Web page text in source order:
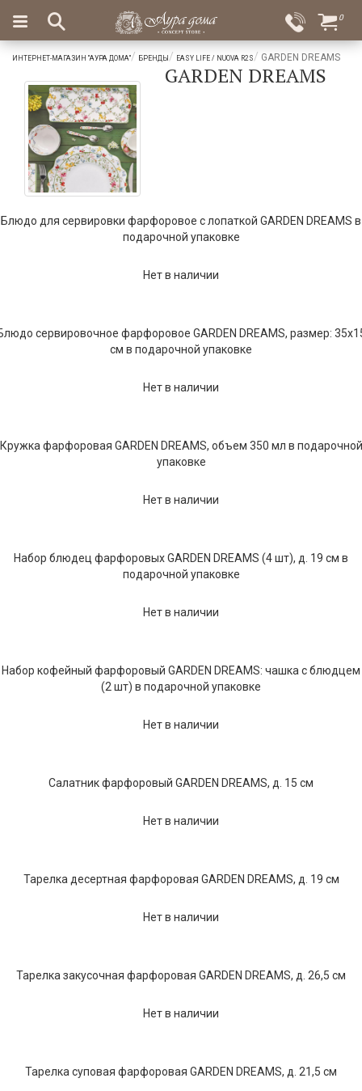
Вход
Избранное
×
Подарки
Ароматы
для
дома
Бар
и
Столовые
Декор
0
ИНТЕРНЕТ-МАГАЗИН "АУРА ДОМА" БРЕНДЫ EASY LIFE / NUOVA R2S GARDEN DREAMS
GARDEN DREAMS
Блюдо для сервировки фарфоровое с лопаткой GARDEN DREAMS в
подарочной упаковке
Нет в наличии
сервировочное фарфоровое GARDEN DREAMS, размер:
см в подарочной упаковке
Нет в наличии
Кружка фарфоровая GARDEN DREAMS, объем 350 мл в подарочной
упаковке
Нет в наличии
Набор блюдец фарфоровых GARDEN DREAMS (4 шт), д. 19 см в
подарочной упаковке
Нет в наличии
Набор кофейный фарфоровый GARDEN DREAMS: чашка с блюдцем
(2 шт) в подарочной упаковке
Нет в наличии
Салатник фарфоровый GARDEN DREAMS, д. 15 см
Нет в наличии
Тарелка десертная фарфоровая GARDEN DREAMS, д. 19 см
Нет в наличии
Тарелка закусочная фарфоровая GARDEN DREAMS, д. 26,5 см
Нет в наличии
Тарелка суповая фарфоровая GARDEN DREAMS, д. 21,5 см